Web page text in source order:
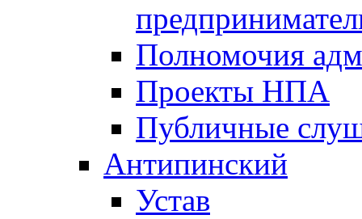
Полномочия
Проекты НПА
Публичные
Антипинский
Устав